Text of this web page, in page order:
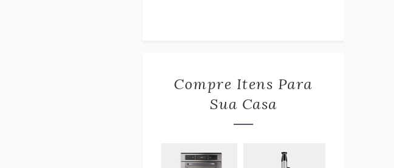
Compre Itens Para
Sua Casa